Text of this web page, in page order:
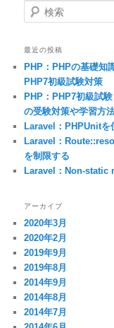
検索
最近の投稿
PHP：PHPの基礎知
PHP7初級試験対策
PHP：PHP7初級試
の受験対策や学習方
Laravel：PHPUnitを
Laravel：
を制限する
Laravel：Non-static
アーカイブ
2020年3月
2020年2月
2019年9月
2019年8月
2014年9月
2014年8月
2014年7月